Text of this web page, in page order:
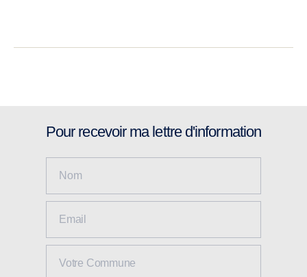
Pour recevoir ma lettre d'information